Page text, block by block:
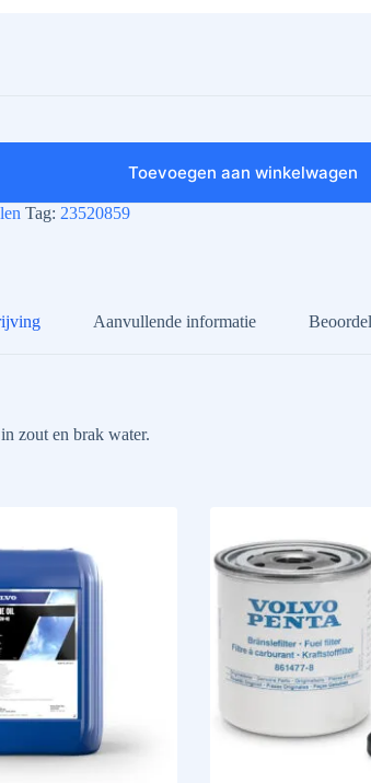
Toevoegen aan winkelwagen
Tag: 23520859
Aanvullende informatie
zout en brak water.